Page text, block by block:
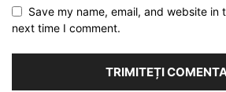
Save my name, email, and website in
next time I comment.